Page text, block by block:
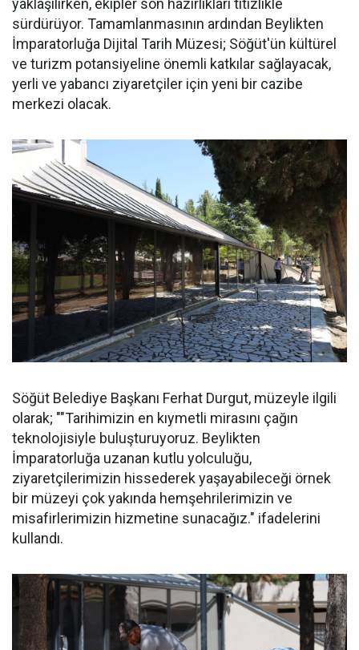
yaklaşılırken, ekipler son hazırlıkları titizlikle
sürdürüyor. Tamamlanmasının ardından Beylikten
İmparatorluğa Dijital Tarih Müzesi; Söğüt'ün kültürel
ve turizm potansiyeline önemli katkılar sağlayacak,
yerli ve yabancı ziyaretçiler için yeni bir cazibe
merkezi olacak.
Söğüt Belediye Başkanı Ferhat Durgut, müzeyle ilgili
olarak; ""Tarihimizin en kıymetli mirasını çağın
teknolojisiyle buluşturuyoruz. Beylikten
İmparatorluğa uzanan kutlu yolculuğu,
ziyaretçilerimizin hissederek yaşayabileceği örnek
bir müzeyi çok yakında hemşehrilerimizin ve
misafirlerimizin hizmetine sunacağız." ifadelerini
kullandı.